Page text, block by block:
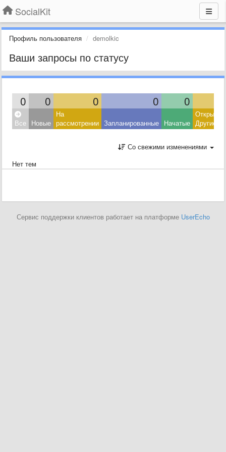
SocialKit
Профиль пользователя demolkic
Ваши запросы по статусу
0 0 0 0 0
Все Новые
На
рассмотрении Запланированные Начатые Другие
Со свежими изменениями
Нет тем
Сервис поддержки клиентов работает на платформе UserEcho